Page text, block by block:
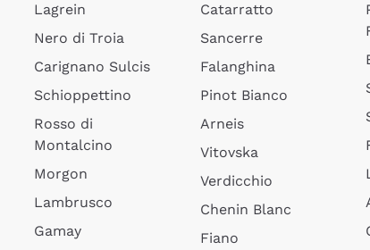
Lagrein
Nero di Troia
Carignano Sulcis
Schioppettino
Rosso di
Montalcino
Morgon
Lambrusco
Gamay
Catarratto
Sancerre
Falanghina
Pinot Bianco
Arneis
Vitovska
Verdicchio
Chenin Blanc
Fiano